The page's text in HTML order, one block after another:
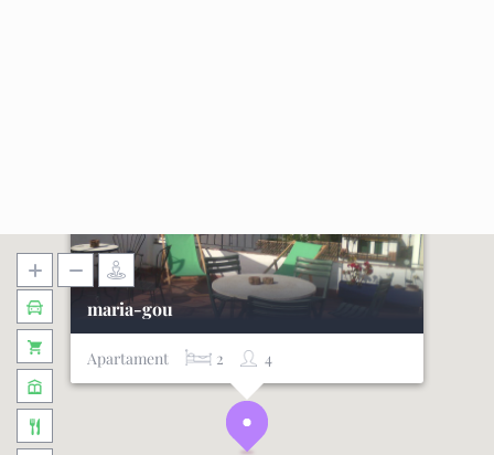
maria-gou
Apartament 4
2